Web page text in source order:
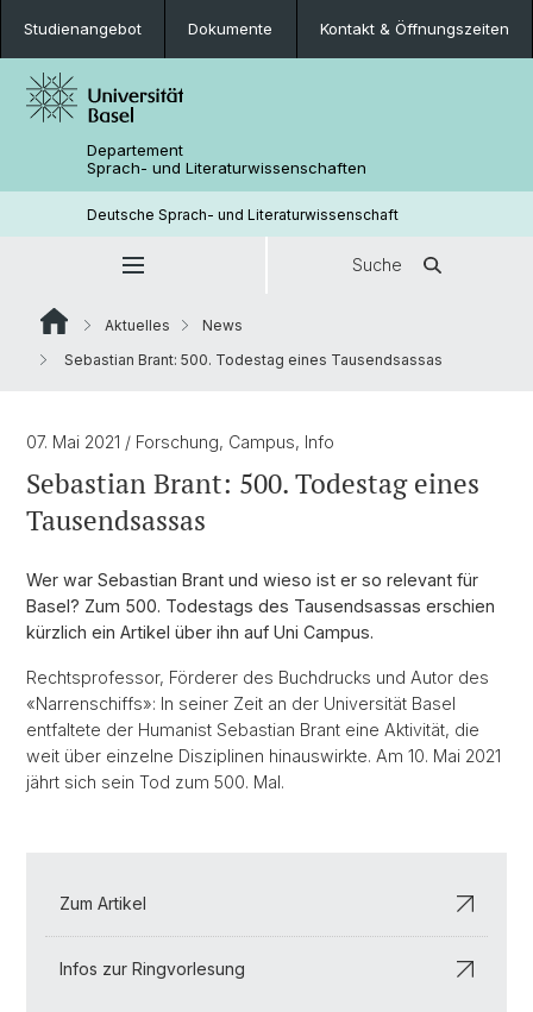
Studienangebot Dokumente Kontakt & Öffnungszeiten
Departement
Sprach- und Literaturwissenschaften
Deutsche Sprach- und Literaturwissenschaft
Suche
Aktuelles
News
Sebastian Brant: 500. Todestag eines Tausendsassas
07. Mai 2021 / Forschung, Campus, Info
Sebastian Brant: 500. Todestag eines
Tausendsassas
Wer war Sebastian Brant und wieso ist er so relevant für
Basel? Zum 500. Todestags des Tausendsassas erschien
kürzlich ein Artikel über ihn auf Uni Campus.
Rechtsprofessor, Förderer des Buchdrucks und Autor des
«Narrenschiffs»: In seiner Zeit an der Universität Basel
entfaltete der Humanist Sebastian Brant eine Aktivität, die
weit über einzelne Disziplinen hinauswirkte. Am 10. Mai 2021
jährt sich sein Tod zum 500. Mal.
Zum Artikel
Infos zur Ringvorlesung